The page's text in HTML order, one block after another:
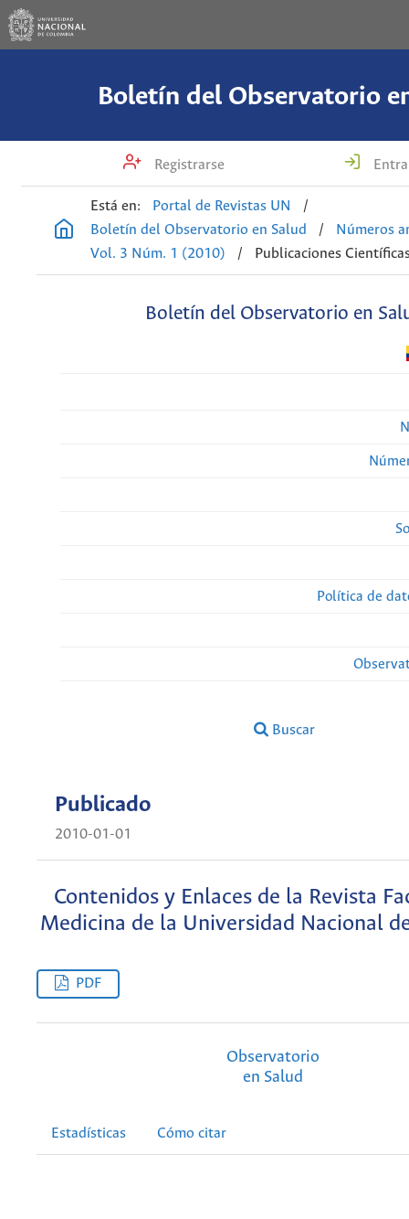
Boletín del Observatorio
Registrarse
Está en: Portal de Revistas UN
/
Boletín del Observatorio en Salud
/
Números
Vol. 3 Núm. 1 (2010)
/ Publicaciones
Boletín del Observatorio en
Política de
Buscar
Publicado
2010-01-01
Contenidos y Enlaces de la Revista
Medicina de la Universidad Nacional
PDF
Observatorio
en Salud
Estadísticas Cómo citar